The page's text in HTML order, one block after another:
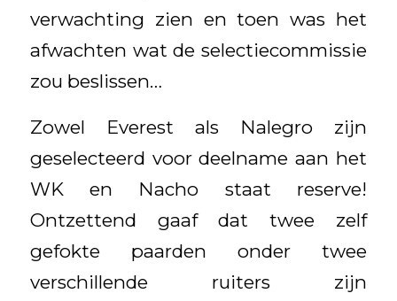
verwachting zien en toen was het
afwachten wat de selectiecommissie
zou beslissen…
Zowel Everest als Nalegro zijn
geselecteerd voor deelname aan het
WK en Nacho staat reserve!
Ontzettend gaaf dat twee zelf
gefokte paarden onder twee
verschillende ruiters zijn